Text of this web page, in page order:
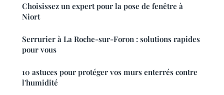
Choisissez un expert pour la pose de fenêtre à
Niort
Serrurier à La Roche-sur-Foron : solutions rapides
pour vous
10 astuces pour protéger vos murs enterrés contre
l'humidité